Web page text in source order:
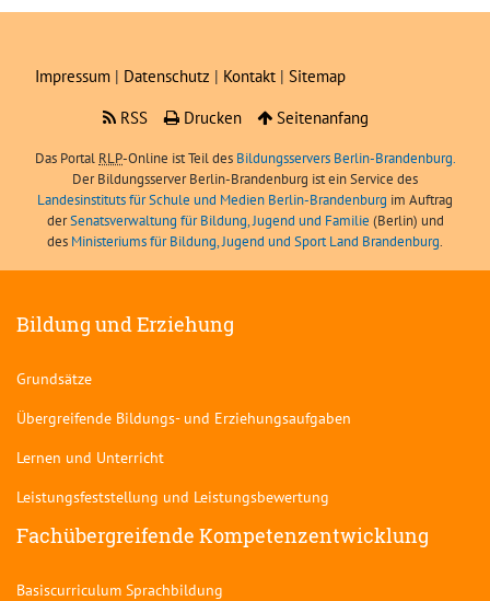
Impressum | Datenschutz | Kontakt | Sitemap
RSS
Drucken Seitenanfang
Das Portal RLP-Online ist Teil des Bildungsservers Berlin-Brandenburg.
Der Bildungsserver Berlin-Brandenburg ist ein Service des
Landesinstituts für Schule und Medien Berlin-Brandenburg im Auftrag
derSenatsverwaltung für Bildung, Jugend und Familie (Berlin) und
des Ministeriums für Bildung, Jugend und Sport Land Brandenburg.
Bildung und Erziehung
Grundsätze
Übergreifende Bildungs- und Erziehungsaufgaben
Lernen und Unterricht
Leistungsfeststellung und Leistungsbewertung
Fachübergreifende Kompetenzentwicklung
Basiscurriculum Sprachbildung